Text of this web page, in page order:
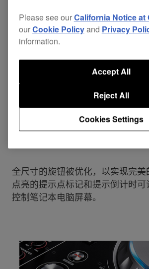
大型铝质旋钮
全尺寸的旋钮被优化，以实现完
点亮的提示点标记和提示倒计时
控制笔记本电脑屏幕。
Please see ourCalifornia Notice at
ourCookie Policyand Privacy
information.
Cookies Settings
Reject All
Accept All